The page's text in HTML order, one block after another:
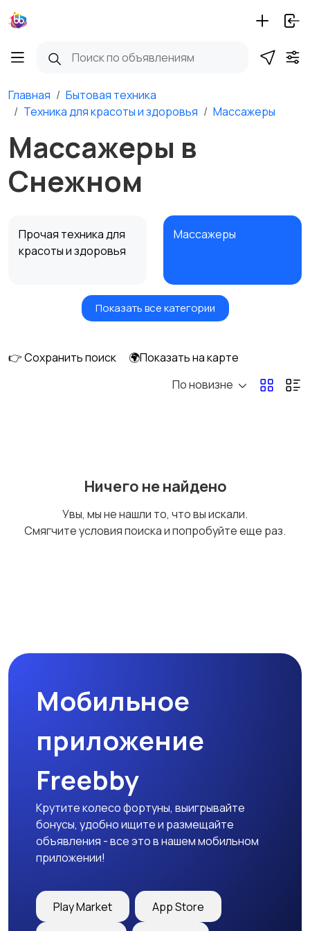
Главная
Бытовая техника
Техника для красоты и здоровья
Массажеры
Массажеры в
Снежном
Прочая техника для
красоты и здоровья
Массажеры
Фены и стайлеры Напольные весы
Бритвы и эпиляторы
Показать все категории
👉 Сохранить поиск
🌍Показать на карте
По новизне
Ничего не найдено
Увы, мы не нашли то, что вы искали.
Смягчите условия поиска и попробуйте еще раз.
Мобильное
приложение
Freebby
Крутите колесо фортуны, выигрывайте
бонусы, удобно ищите и размещайте
объявления - все это в нашем мобильном
приложении!
Play Market App Store